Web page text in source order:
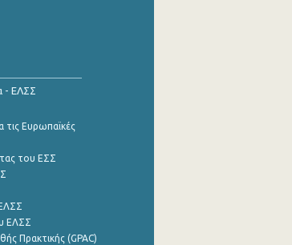
- ΕΛΣΣ
τις Ευρωπαϊκές
του ΕΣΣ
ΕΛΣΣ
Πρακτικής (GPAC)